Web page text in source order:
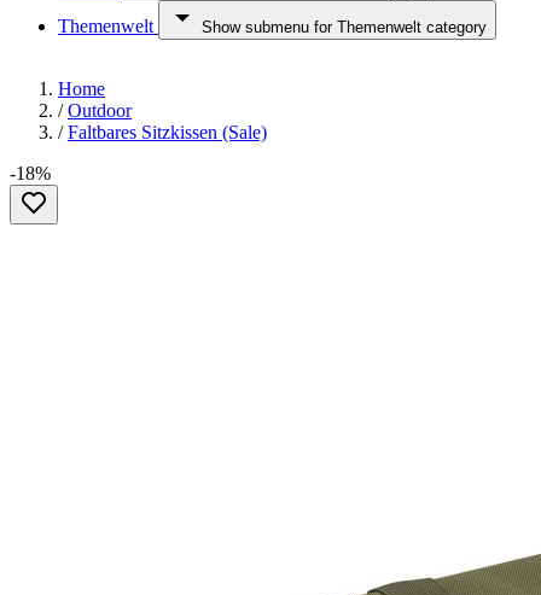
Themenwelt Show submenu for Themenwelt category
Home
/ Outdoor
/ Faltbares Sitzkissen (Sale)
-18%